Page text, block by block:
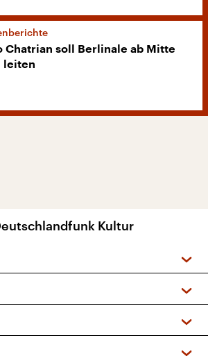
Chatrian soll Berlinale ab Mitte
leiten
Kultur
und Podcasts
Kinderprogramm
(UKW + DAB+)